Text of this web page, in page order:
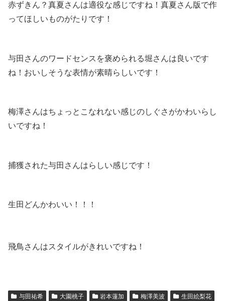
赤ずきん？真夏さんは適役な感じですね！真夏さん版で作
ってほしいものがたりです！
与田さんのワードセンスを褒められる堀さんは良いです
ね！おいしそうな表情が素晴らしいです！
梅澤さんはちょっとこなれない感じのしぐさがかわいらし
いですね！
捕獲された与田さんはらしい感じです！
生田どんかわいい！！！
飛鳥さんはスタイルがきれいですね！
与田祐希 大園桃子 岩本蓮加 梅澤美波
生田絵梨花